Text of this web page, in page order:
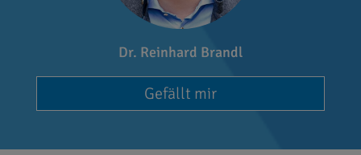
Dr. Reinhard Brandl
Gefällt mir